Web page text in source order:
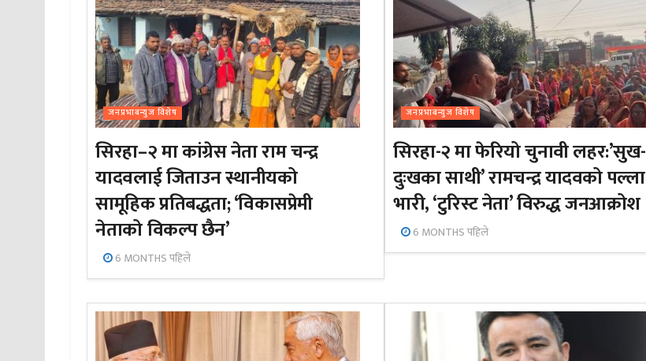
जनप्रभाबन्युज विशेष
सिरहा–२ मा कांग्रेस नेता राम चन्द्र
यादवलाई जिताउन स्थानीयको
सामूहिक प्रतिबद्धता; ‘विकासप्रेमी
नेताको विकल्प छैन’
6 MONTHS पहिले
जनप्रभाबन्युज विशेष
सिरहा-२ मा फेरियो चुनावी लहर:’सुख-
दुःखका साथी’ रामचन्द्र यादवको पल्ला
भारी, ‘टुरिस्ट नेता’ विरुद्ध जनआक्रोश
6 MONTHS पहिले